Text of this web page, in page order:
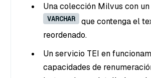
Una colección Milvus con
VARCHAR
que contenga el
reordenado.
Un servicio TEI en
capacidades de